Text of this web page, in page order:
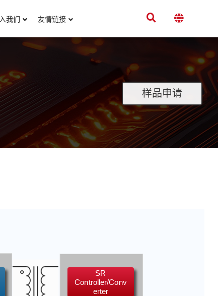
我们 友情链接
样品申请
SR
Controller/Conv
erter